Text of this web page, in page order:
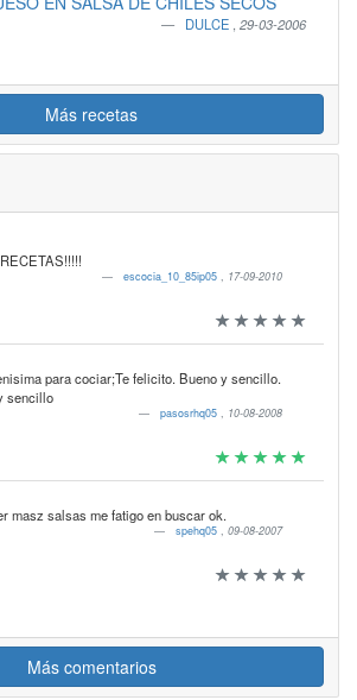
DULCE 29-03-2006
Más recetas
escocia_10_85ip05 , 17-09-2010
para cociar;Te felicito. Bueno y sencillo.
sencillo
pasosrhq05 , 10-08-2008
masz salsas me fatigo en buscar ok.
spehq05 , 09-08-2007
Más comentarios